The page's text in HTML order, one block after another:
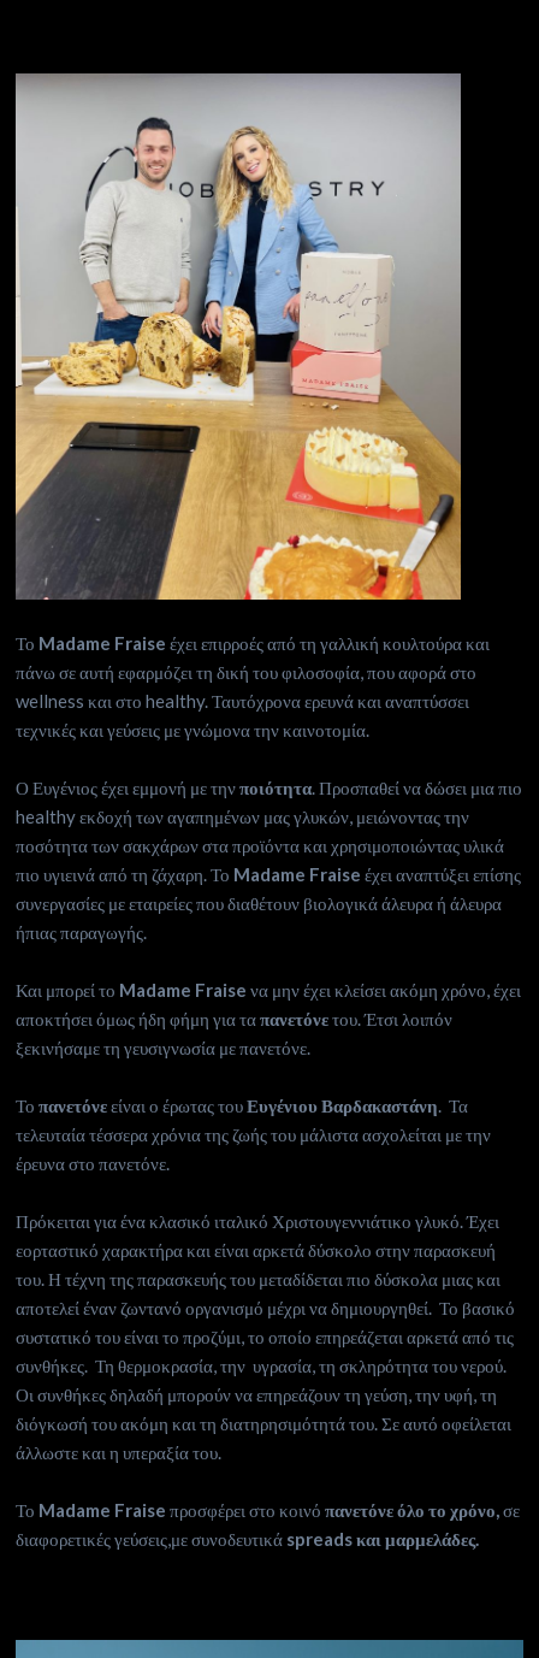
Το Madame Fraise έχει επιρροές από τη γαλλική κουλτούρα και
πάνω σε αυτή εφαρμόζει τη δική του φιλοσοφία, που αφορά στο
wellness και στο healthy. Ταυτόχρονα ερευνά και αναπτύσσει
τεχνικές και γεύσεις με γνώμονα την καινοτομία.
Ο Ευγένιος έχει εμμονή με τηνποιότητα. Προσπαθεί να δώσει μια πιο
healthy εκδοχή των αγαπημένων μας γλυκών, μειώνοντας την
ποσότητα των σακχάρων στα προϊόντα και χρησιμοποιώντας υλικά
πιο υγιεινά από τη ζάχαρη. Το Madame Fraise έχει αναπτύξει επίσης
συνεργασίες με εταιρείες που διαθέτουν βιολογικά άλευρα ή άλευρα
ήπιας παραγωγής.
Και μπορεί το Madame Fraise να μην έχει κλείσει ακόμη χρόνο, έχει
αποκτήσει όμως ήδη φήμη για ταπανετόνετου. Έτσι λοιπόν
ξεκινήσαμε τη γευσιγνωσία με πανετόνε.
Τοπανετόνεείναι ο έρωτας τουΕυγένιου Βαρδακαστάνη. Τα
τελευταία τέσσερα χρόνια της ζωής του μάλιστα ασχολείται με την
έρευνα στο πανετόνε.
Πρόκειται για ένα κλασικό ιταλικό Χριστουγεννιάτικο γλυκό. Έχει
εορταστικό χαρακτήρα και είναι αρκετά δύσκολο στην παρασκευή
του. Η τέχνη της παρασκευής του μεταδίδεται πιο δύσκολα μιας και
αποτελεί έναν ζωντανό οργανισμό μέχρι να δημιουργηθεί. Το βασικό
συστατικό του είναι το προζύμι, το οποίο επηρεάζεται αρκετά από τις
συνθήκες. Τη θερμοκρασία, την υγρασία, τη σκληρότητα του νερού.
Οι συνθήκες δηλαδή μπορούν να επηρεάζουν τη γεύση, την υφή, τη
διόγκωσή του ακόμη και τη διατηρησιμότητά του. Σε αυτό οφείλεται
άλλωστε και η υπεραξία του.
Το Madame Fraise προσφέρει στο κοινόπανετόνε όλο το χρόνο,σε
διαφορετικές γεύσεις,με συνοδευτικά spreads και μαρμελάδες.